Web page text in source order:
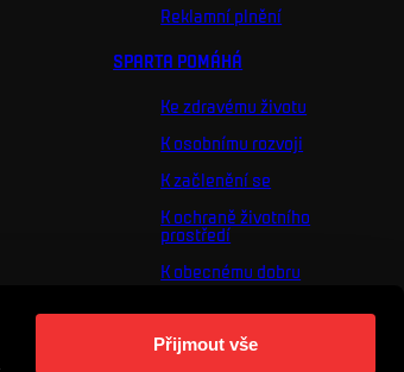
Přijmout vše
Reklamní plnění
SPARTA POMÁHÁ
Ke zdravému životu
K osobnímu rozvoji
K začlenění se
K ochraně životního
prostředí
K obecnému dobru
Pro vás